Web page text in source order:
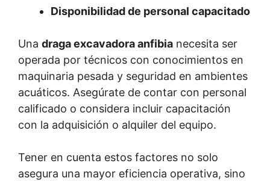
Disponibilidad de personal capacitado
Una draga excavadora anfibia necesita ser
operada por técnicos con conocimientos en
maquinaria pesada y seguridad en ambientes
acuáticos. Asegúrate de contar con personal
calificado o considera incluir capacitación
con la adquisición o alquiler del equipo.
Tener en cuenta estos factores no solo
asegura una mayor eficiencia operativa, sino